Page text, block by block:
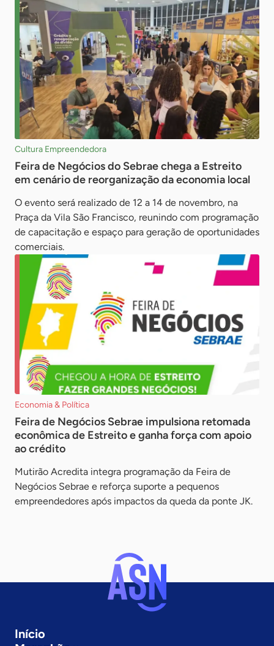
Cultura Empreendedora
Feira de Negócios do Sebrae chega a Estreito
em cenário de reorganização da economia local
O evento será realizado de 12 a 14 de novembro, na
Praça da Vila São Francisco, reunindo com programação
de capacitação e espaço para geração de oportunidades
comerciais.
Economia & Política
Feira de Negócios Sebrae impulsiona retomada
econômica de Estreito e ganha força com apoio
ao crédito
Mutirão Acredita integra programação da Feira de
Negócios Sebrae e reforça suporte a pequenos
empreendedores após impactos da queda da ponte JK.
Início